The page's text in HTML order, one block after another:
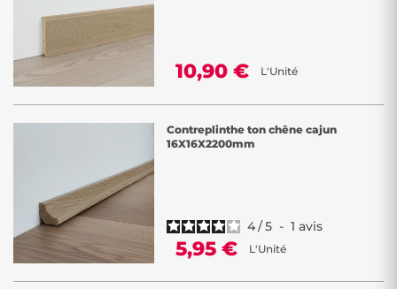
10,90 € L'Unité
Contreplinthe ton chêne cajun
16X16X2200mm
4/5 - 1 avis
5,95 € L'Unité